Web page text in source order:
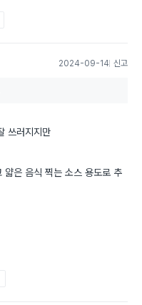
2024-09-14 신고
쓰러지지만
얇은 음식 찍는 소스 용도로 추